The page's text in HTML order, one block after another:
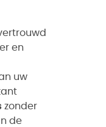
en
uw
zonder
de